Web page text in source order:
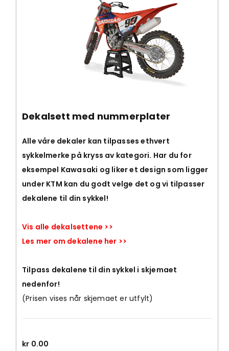
Dekalsett med nummerplater
Alle våre dekaler kan tilpasses ethvert
sykkelmerke på kryss av kategori. Har du for
eksempel Kawasaki og liker et design som ligger
under KTM kan du godt velge det og vi tilpasser
dekalene til din sykkel!
Vis alle dekalsettene >>
Les mer om dekalene her >>
Tilpass dekalene til din sykkel i skjemaet
nedenfor!
(Prisen vises når skjemaet er utfylt)
kr 0.00